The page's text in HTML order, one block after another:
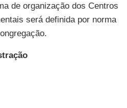
de organização dos Centros
será definida por norma